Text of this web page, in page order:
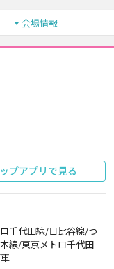
会場情報
プアプリで見る
千代田線/日比谷線/つ
線/東京メトロ千代田